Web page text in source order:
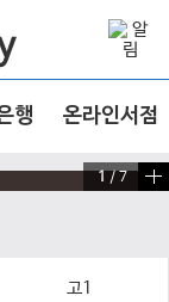
행 온라인서점
1 / 7
고1